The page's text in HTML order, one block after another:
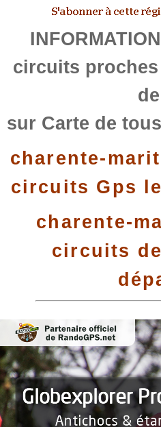
circuits
sur Carte de
charente-
circuits Gps
charente-
circuits